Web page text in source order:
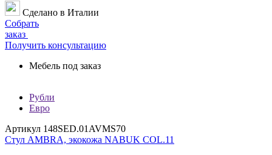
Сделано в Италии
Собрать
заказ
Получить консультацию
Мебель под заказ
Рубли
Евро
Артикул 148SED.01AVMS70
Стул AMBRA, экокожа NABUK COL.11